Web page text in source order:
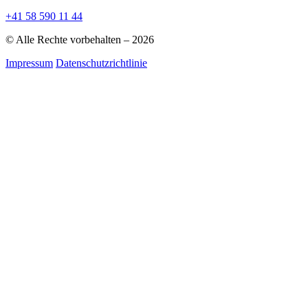
+41 58 590 11 44
© Alle Rechte vorbehalten – 2026
Impressum Datenschutzrichtlinie